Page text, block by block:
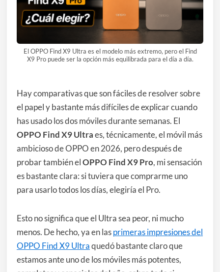
El OPPO Find X9 Ultra es el modelo más extremo, pero el Find
X9 Pro puede ser la opción más equilibrada para el día a día.
Hay comparativas que son fáciles de resolver sobre
el papel y bastante más difíciles de explicar cuando
has usado los dos móviles durante semanas. El
OPPO Find X9 Ultraes, técnicamente, el móvil más
ambicioso de OPPO en 2026, pero después de
probar también elOPPO Find X9 Pro, mi sensación
es bastante clara: si tuviera que comprarme uno
para usarlo todos los días, elegiría el Pro.
Esto no significa que el Ultra sea peor, ni mucho
menos. De hecho, ya en lasprimeras impresiones del
OPPO Find X9 Ultraquedó bastante claro que
estamos ante uno de los móviles más potentes,